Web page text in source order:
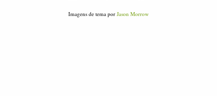
previsto também que as escolas da rede de ensino público
Imagens de tema por Jason Morrow